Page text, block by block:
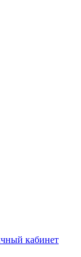
кабинет